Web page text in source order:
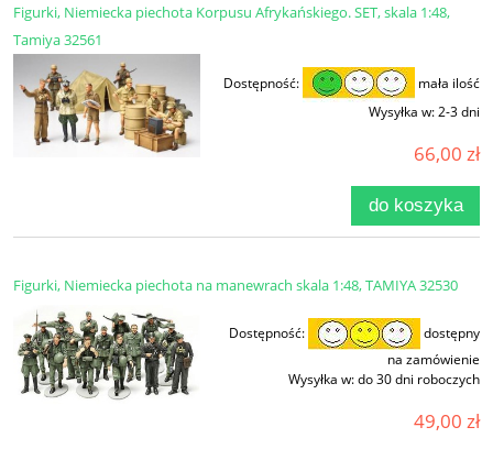
Figurki, Niemiecka piechota Korpusu Afrykańskiego. SET, skala 1:48,
Tamiya 32561
Dostępność:
mała ilość
Wysyłka w:2-3 dni
66,00 zł
do koszyka
Figurki, Niemiecka piechota na manewrach skala 1:48, TAMIYA 32530
Dostępność:
dostępny
na zamówienie
Wysyłka w:do 30 dni roboczych
49,00 zł